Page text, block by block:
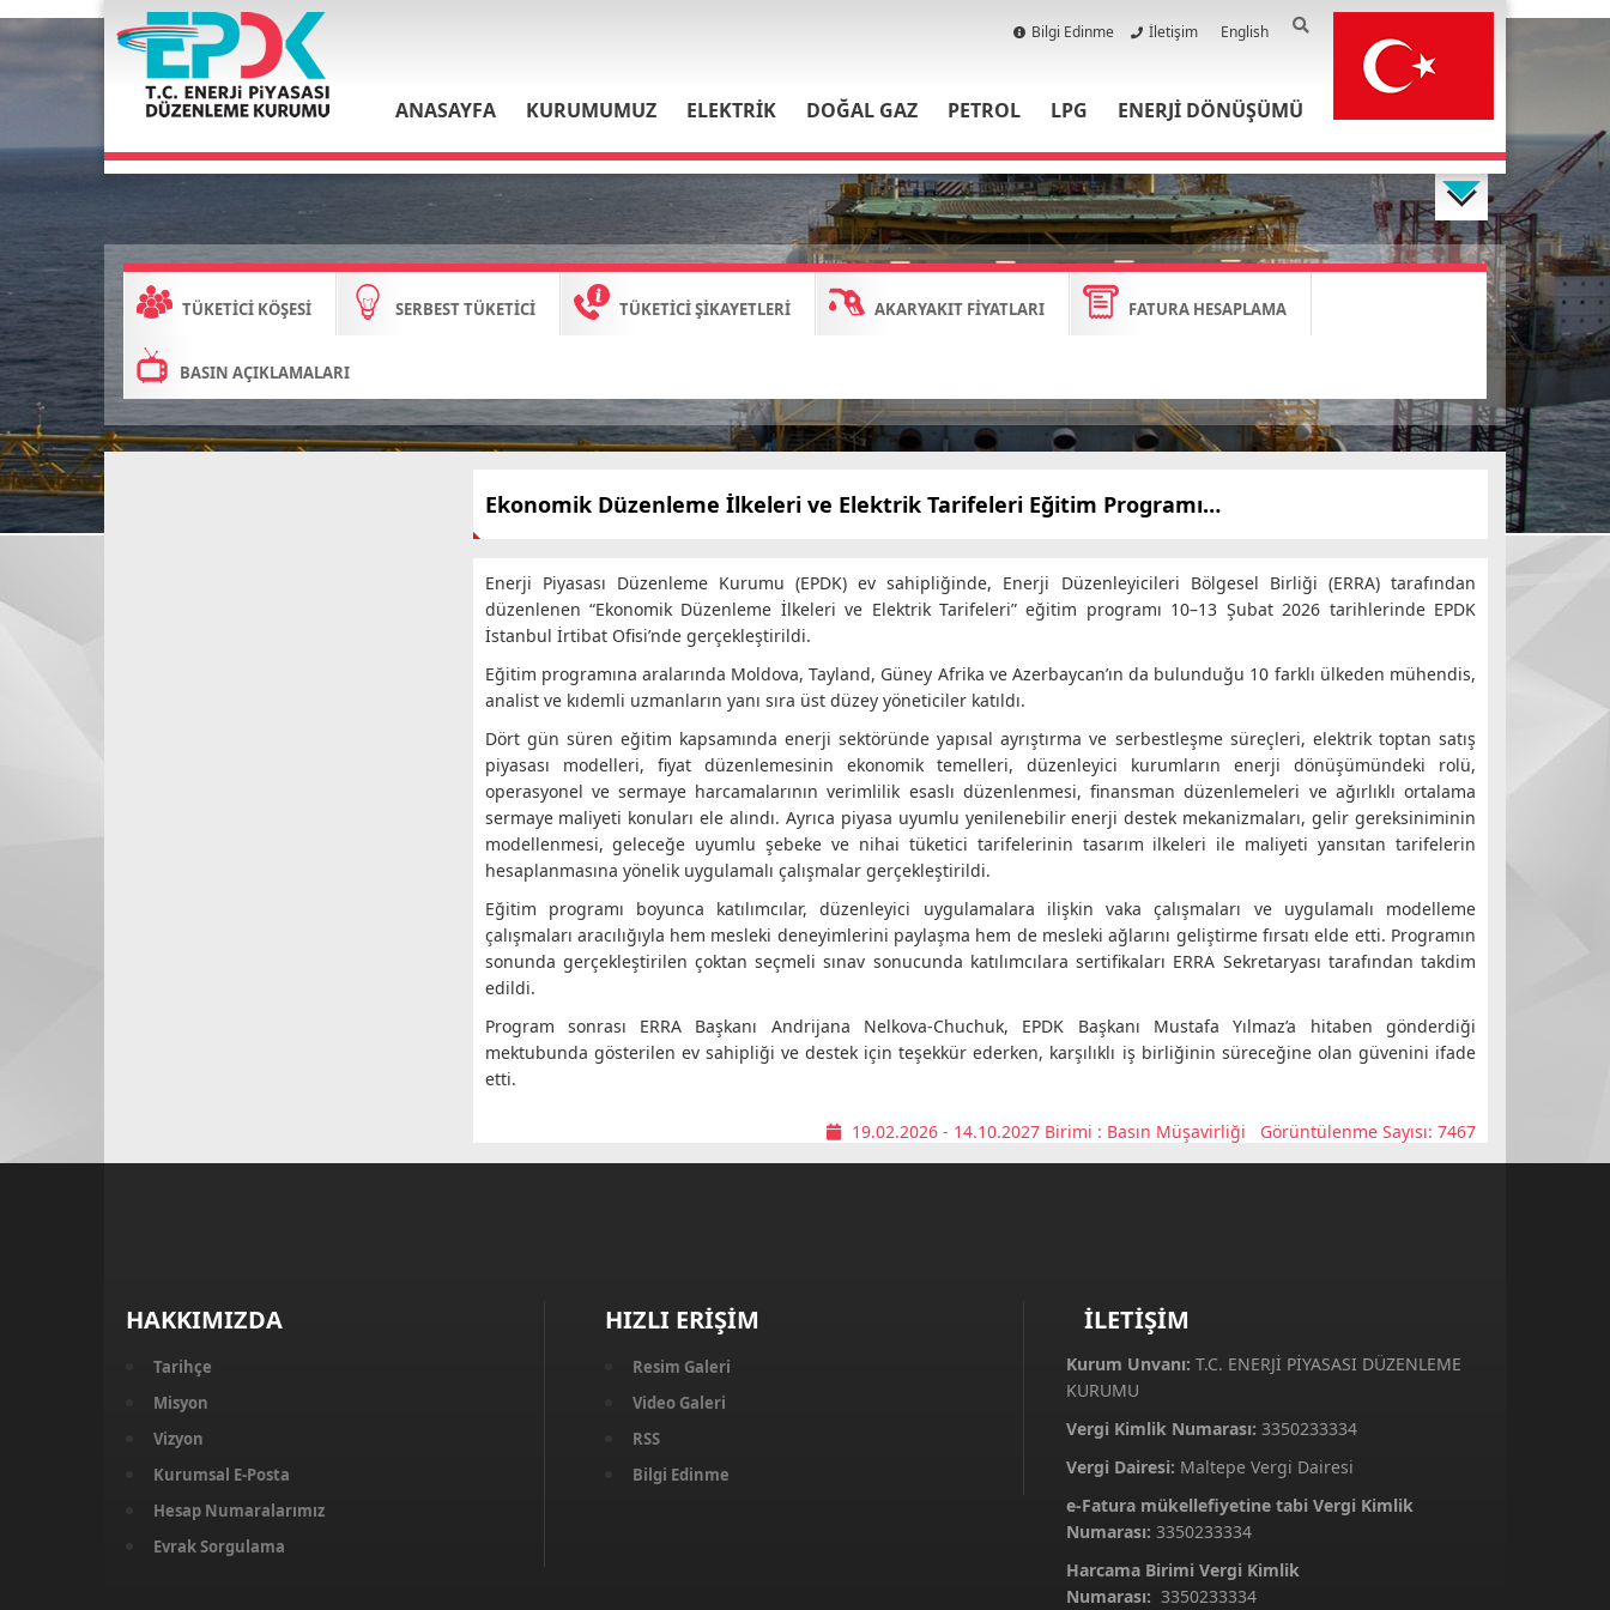
Bilgi Edinme İletişim English
ANASAYFA KURUMUMUZ ELEKTRİK DOĞAL GAZ PETROL LPG ENERJİ DÖNÜŞÜMÜ
TÜKETİCİ KÖŞESİ SERBEST TÜKETİCİ TÜKETİCİ ŞİKAYETLERİ AKARYAKIT FİYATLARI FATURA HESAPLAMA
BASIN AÇIKLAMALARI
Ekonomik Düzenleme İlkeleri ve Elektrik Tarifeleri Eğitim Programı…
Enerji Piyasası Düzenleme Kurumu (EPDK) ev sahipliğinde, Enerji Düzenleyicileri Bölgesel Birliği (ERRA) tarafından
düzenlenen “Ekonomik Düzenleme İlkeleri ve Elektrik Tarifeleri” eğitim programı 10–13 Şubat 2026 tarihlerinde EPDK
İstanbul İrtibat Ofisi’nde gerçekleştirildi.
Eğitim programına aralarında Moldova, Tayland, Güney Afrika ve Azerbaycan’ın da bulunduğu 10 farklı ülkeden mühendis,
analist ve kıdemli uzmanların yanı sıra üst düzey yöneticiler katıldı.
Dört gün süren eğitim kapsamında enerji sektöründe yapısal ayrıştırma ve serbestleşme süreçleri, elektrik toptan satış
piyasası modelleri, fiyat düzenlemesinin ekonomik temelleri, düzenleyici kurumların enerji dönüşümündeki rolü,
operasyonel ve sermaye harcamalarının verimlilik esaslı düzenlenmesi, finansman düzenlemeleri ve ağırlıklı ortalama
sermaye maliyeti konuları ele alındı. Ayrıca piyasa uyumlu yenilenebilir enerji destek mekanizmaları, gelir gereksiniminin
modellenmesi, geleceğe uyumlu şebeke ve nihai tüketici tarifelerinin tasarım ilkeleri ile maliyeti yansıtan tarifelerin
hesaplanmasına yönelik uygulamalı çalışmalar gerçekleştirildi.
Eğitim programı boyunca katılımcılar, düzenleyici uygulamalara ilişkin vaka çalışmaları ve uygulamalı modelleme
çalışmaları aracılığıyla hem mesleki deneyimlerini paylaşma hem de mesleki ağlarını geliştirme fırsatı elde etti. Programın
sonunda gerçekleştirilen çoktan seçmeli sınav sonucunda katılımcılara sertifikaları ERRA Sekretaryası tarafından takdim
edildi.
Program sonrası ERRA Başkanı Andrijana Nelkova-Chuchuk, EPDK Başkanı Mustafa Yılmaz’a hitaben gönderdiği
mektubunda gösterilen ev sahipliği ve destek için teşekkür ederken, karşılıklı iş birliğinin süreceğine olan güvenini ifade
etti.
19.02.2026 - 14.10.2027 Birimi : Basın Müşavirliği Görüntülenme Sayısı: 7467
HAKKIMIZDA
Tarihçe
Misyon
Vizyon
Kurumsal E-Posta
Hesap Numaralarımız
Evrak Sorgulama
HIZLI ERİŞİM
Resim Galeri
Video Galeri
RSS
Bilgi Edinme
İLETİŞİM
Kurum Unvanı: T.C. ENERJİ PİYASASI DÜZENLEME
KURUMU
Vergi Kimlik Numarası: 3350233334
Vergi Dairesi: Maltepe Vergi Dairesi
e-Fatura mükellefiyetine tabi Vergi Kimlik
Numarası: 3350233334
Harcama Birimi Vergi Kimlik
Numarası: 3350233334